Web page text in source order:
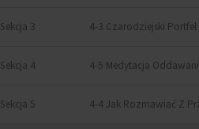
Sekcja 3 4-3 Czarodziejski
Sekcja 4 4-5 Medytacja
Sekcja 5 4-4 Jak Rozmawiać Z